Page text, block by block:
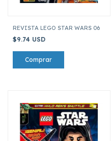
REVISTA LEGO STAR WARS 06
$9.74 USD